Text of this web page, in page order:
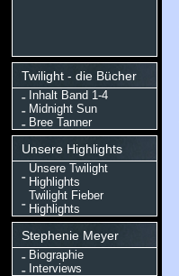
Twilight - die Bücher
Inhalt Band 1-4
Midnight Sun
Bree Tanner
Unsere Highlights
Unsere Twilight
Highlights
Twilight Fieber
Highlights
Stephenie Meyer
Biographie
Interviews